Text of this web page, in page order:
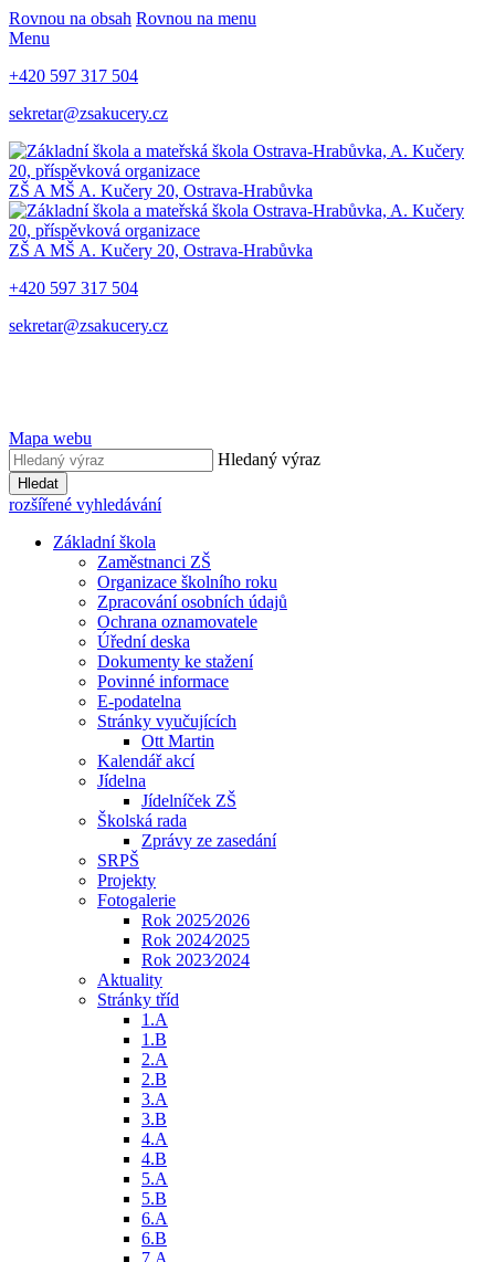
Rovnou na obsah Rovnou na menu
Menu
+420 597 317 504
sekretar@zsakucery.cz
ZŠ A MŠ A. Kučery 20, Ostrava-Hrabůvka
ZŠ A MŠ A. Kučery 20, Ostrava-Hrabůvka
+420 597 317 504
sekretar@zsakucery.cz
Mapa webu
Hledaný výraz
Hledat
rozšířené vyhledávání
Základní škola
Zaměstnanci ZŠ
Organizace školního roku
Zpracování osobních údajů
Ochrana oznamovatele
Úřední deska
Dokumenty ke stažení
Povinné informace
E-podatelna
Stránky vyučujících
Ott Martin
Kalendář akcí
Jídelna
Jídelníček ZŠ
Školská rada
Zprávy ze zasedání
SRPŠ
Projekty
Fotogalerie
Rok 2025⁄2026
Rok 2024⁄2025
Rok 2023⁄2024
Aktuality
Stránky tříd
1.A
1.B
2.A
2.B
3.A
3.B
4.A
4.B
5.A
5.B
6.A
6.B
7.A